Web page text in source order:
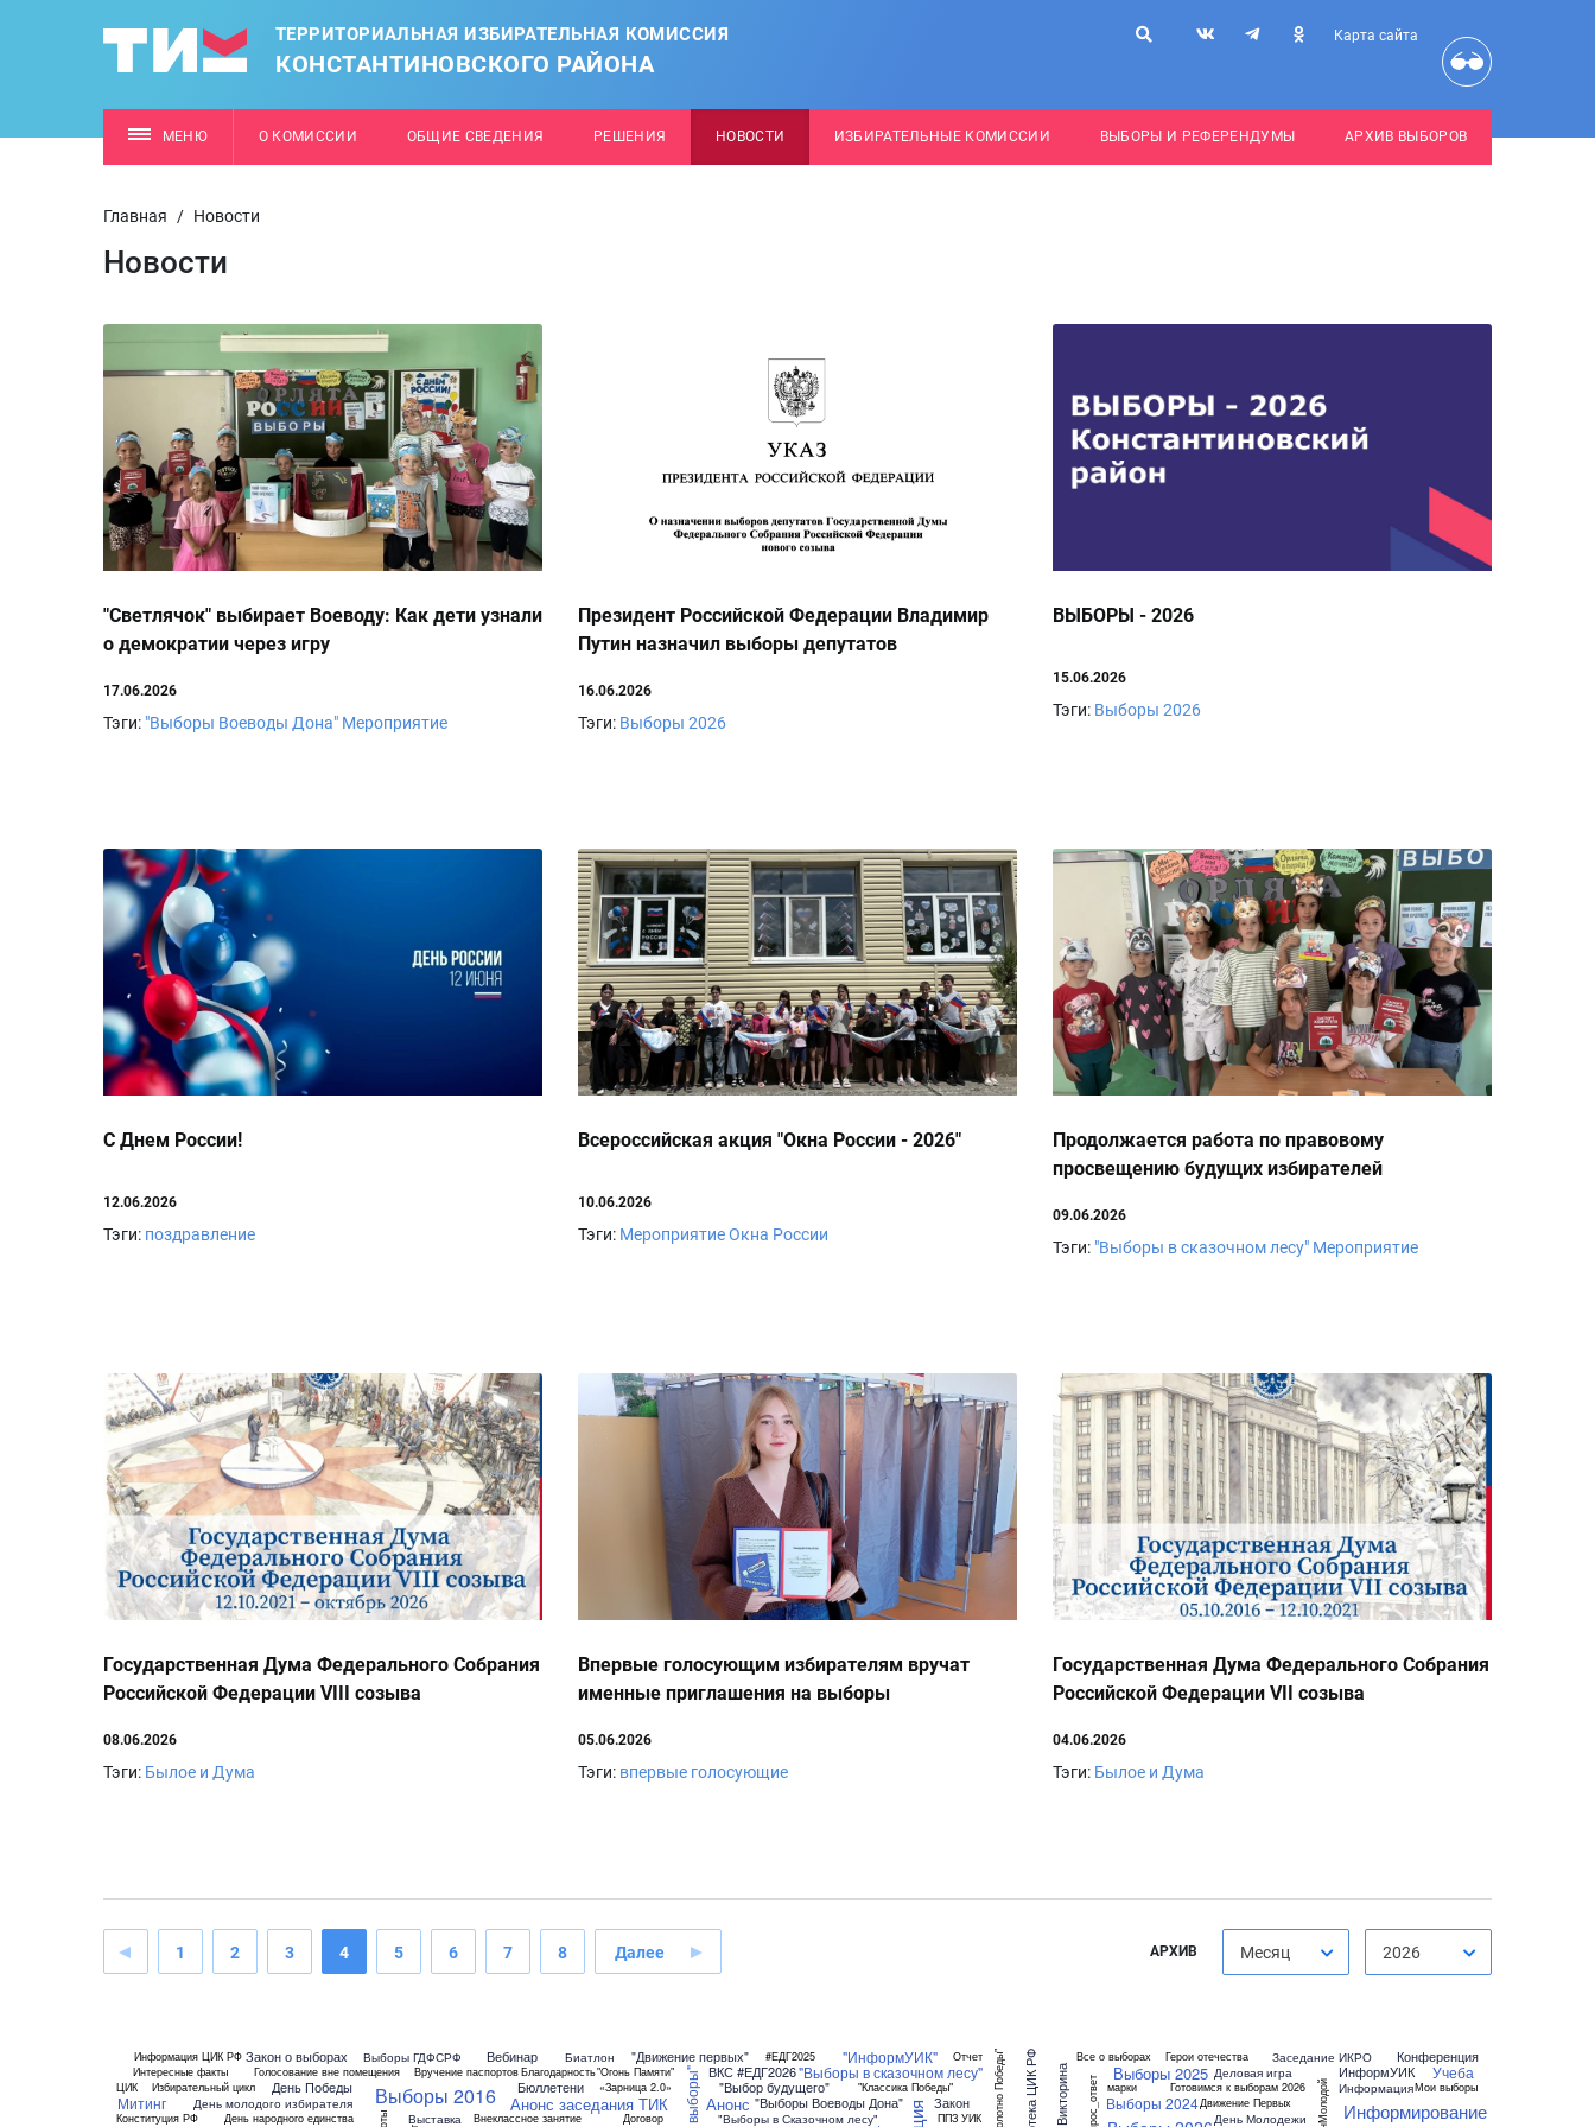
ТЕРРИТОРИАЛЬНАЯ ИЗБИРАТЕЛЬНАЯ КОМИССИЯ
КОНСТАНТИНОВСКОГО РАЙОНА
Карта сайта
МЕНЮ О КОМИССИИ ОБЩИЕ СВЕДЕНИЯ РЕШЕНИЯ НОВОСТИ ИЗБИРАТЕЛЬНЫЕ КОМИССИИ ВЫБОРЫ И РЕФЕРЕНДУМЫ АРХИВ ВЫБОРОВ
Главная / Новости
Новости
"Светлячок" выбирает Воеводу: Как дети узнали
о демократии через игру
17.06.2026
Тэги: "Выборы Воеводы Дона" Мероприятие
Президент Российской Федерации Владимир
Путин назначил выборы депутатов
16.06.2026
Тэги: Выборы 2026
ВЫБОРЫ - 2026
15.06.2026
Тэги: Выборы 2026
С Днем России!
12.06.2026
Тэги: поздравление
Всероссийская акция "Окна России - 2026"
10.06.2026
Тэги: МероприятиеОкна России
Продолжается работа по правовому
просвещению будущих избирателей
09.06.2026
Тэги: "Выборы в сказочном лесу" Мероприятие
Государственная Дума Федерального Собрания
Российской Федерации VIII созыва
08.06.2026
Тэги: Былое и Дума
Впервые голосующим избирателям вручат
именные приглашения на выборы
05.06.2026
Тэги: впервые голосующие
Государственная Дума Федерального Собрания
Российской Федерации VII созыва
04.06.2026
Тэги: Былое и Дума
1 2 3 4 5 6 7 8 Далее АРХИВ Месяц 2026
#ЕДГ2025
#ЕДГ2026
"Выбор будущего"
"Выборы Воеводы Дона"
"Выборы в Сказочном лесу"
"Выборы в сказочном лесу"
"Движение первых" "ИнформУИК"
"Классика Победы"
"Огонь Памяти"
«Зарница 2.0»
Анонс
Анонс заседания ТИК
Биатлон
Благодарность
Бюллетени
ВКС
Вебинар
Викторина
Внеклассное занятие Вопрос_ответ
Вручение паспортов
Все о выборах
Выборы 2016 Выборы 2024
Выборы 2025
Выборы ГДФСРФ
Выставка
Герои отечества
Голосование вне помещения
Готовимся к выборам 2026
Движение Первых
Деловая игра
День Молодежи
День Победы
День молодого избирателя
День народного единства Договор ДонМолодой
Закон
Закон о выборах Заседание ИКРО
Избирательный цикл
Интересные факты ИнформУИК
Информация
Информация ЦИК РФ
Информирование
Конституция РФ
Конференция
Митинг
Мои выборы
Отчет
ППЗ УИК
Учеба
ЦИК марки